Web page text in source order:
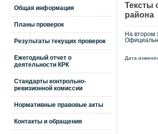
Общая информация
Планы проверок
Результаты текущих проверок
Ежегодный отчет о
деятельности КРК
Стандарты контрольно-
ревизионной комиссии
Нормативные правовые акты
Контакты и обращения
Тексты
района
На втором
Дата